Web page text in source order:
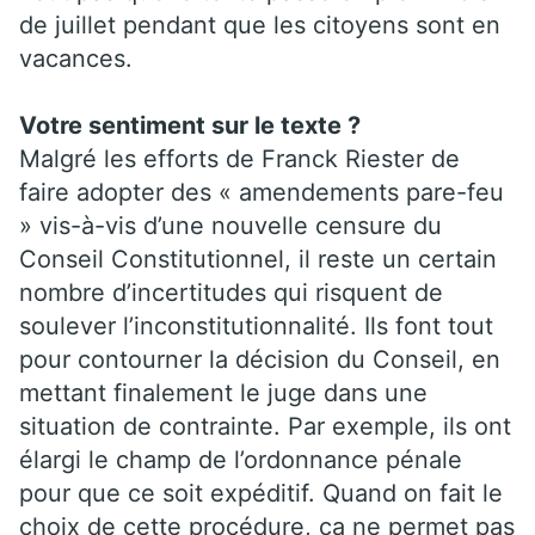
de juillet pendant que les citoyens sont en
vacances.
Votre sentiment sur le texte ?
Malgré les efforts de Franck Riester de
faire adopter des « amendements pare-feu
» vis-à-vis d’une nouvelle censure du
Conseil Constitutionnel, il reste un certain
nombre d’incertitudes qui risquent de
soulever l’inconstitutionnalité. Ils font tout
pour contourner la décision du Conseil, en
mettant finalement le juge dans une
situation de contrainte. Par exemple, ils ont
élargi le champ de l’ordonnance pénale
pour que ce soit expéditif. Quand on fait le
choix de cette procédure, ça ne permet pas